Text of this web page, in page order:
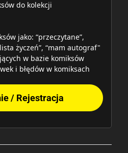
do kolekcji
jako: “przeczytane”,
życzeń”, “mam autograf"
w bazie komiksów
i błędów w komiksach
/ Rejestracja